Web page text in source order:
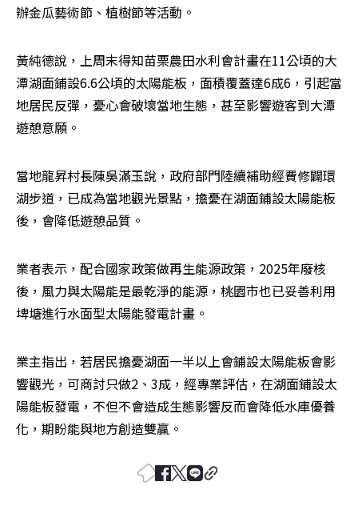
辦金瓜藝術節、植樹節等活動。
黃純德說，上周末得知苗栗農田水利會計畫在11公頃的大
潭湖面鋪設6.6公頃的太陽能板，面積覆蓋達6成6，引起當
地居民反彈，憂心會破壞當地生態，甚至影響遊客到大潭
遊憩意願。
當地龍昇村長陳吳滿玉說，政府部門陸續補助經費修闢環
湖步道，已成為當地觀光景點，擔憂在湖面鋪設太陽能板
後，會降低遊憩品質。
業者表示，配合國家政策做再生能源政策，2025年廢核
後，風力與太陽能是最乾淨的能源，桃園市也已妥善利用
埤塘進行水面型太陽能發電計畫。
業主指出，若居民擔憂湖面一半以上會鋪設太陽能板會影
響觀光，可商討只做2、3成，經專業評估，在湖面鋪設太
陽能板發電，不但不會造成生態影響反而會降低水庫優養
化，期盼能與地方創造雙贏。